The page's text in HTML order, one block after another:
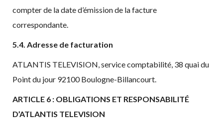
compter de la date d’émission de la facture
correspondante.
5.4. Adresse de facturation
ATLANTIS TELEVISION, service comptabilité, 38 quai du
Point du jour 92100 Boulogne-Billancourt.
ARTICLE 6 : OBLIGATIONS ET RESPONSABILITÉ
D’ATLANTIS TELEVISION